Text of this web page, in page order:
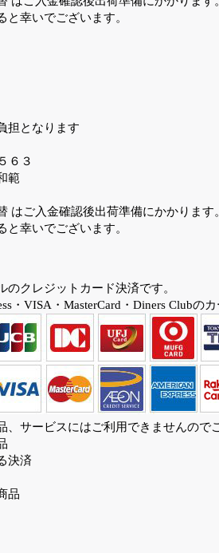
と幸いでございます。
担となります
６３
範
はご入金確認後出荷準備にかかります。
と幸いでございます。
のクレジットカード決済です。
・VISA・MasterCard・Diners Clubの
サービスにはご利用できませんので
決済
品